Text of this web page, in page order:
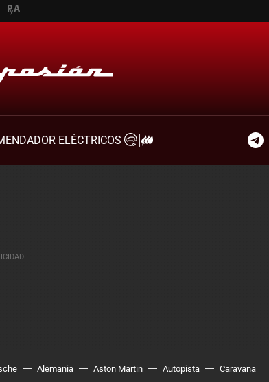
ELÉCTRICOS
Alemania Aston Martin Autopista Caravana